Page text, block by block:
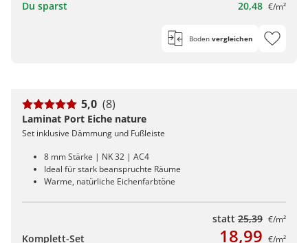
Du sparst 20,48 €/m²
Boden vergleichen
5,0 (8)
Laminat Port Eiche nature
Set inklusive Dämmung und Fußleiste
8 mm Stärke | NK 32 | AC4
Ideal für stark beanspruchte Räume
Warme, natürliche Eichenfarbtöne
statt 25,39 €/m²
Komplett-Set 18,99 €/m²